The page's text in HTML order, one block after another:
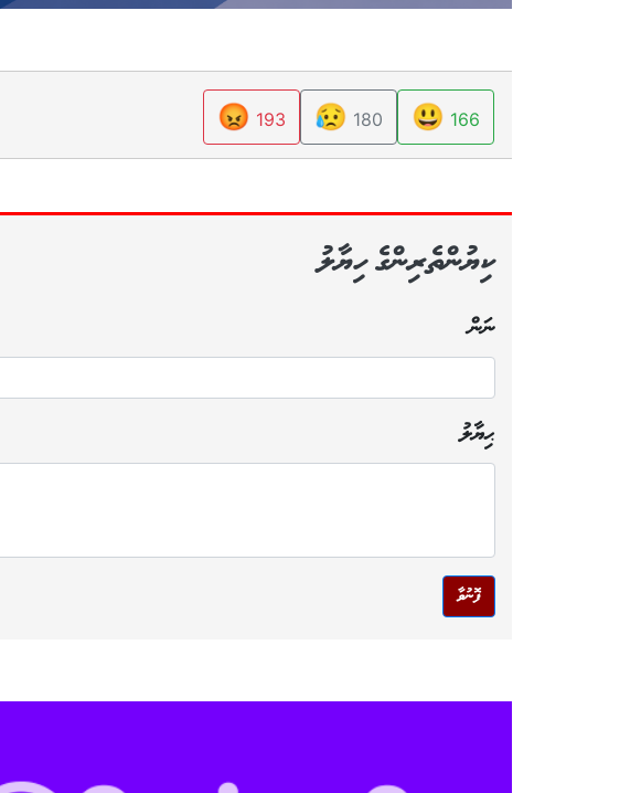
166
😃
180
😥
193
😡
ކިޔުންތެރިންގެ ހިޔާލު
ނަން
ޙިޔާލު
ފޮނުވާ